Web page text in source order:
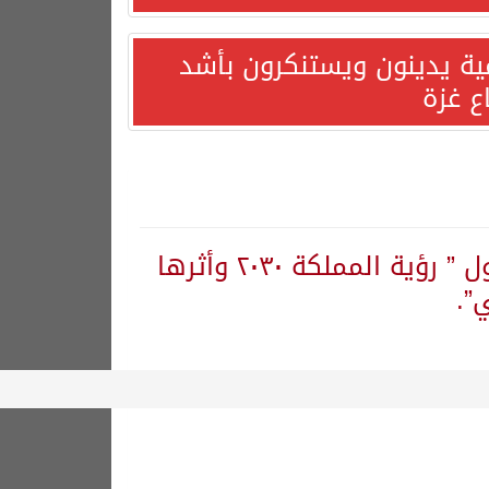
يدينون ويستنكرون بأشد
غزة
الحيزان والصيني يتألقان في الأردن للحديث حول ” رؤية المملكة ٢٠٣٠ وأثرها